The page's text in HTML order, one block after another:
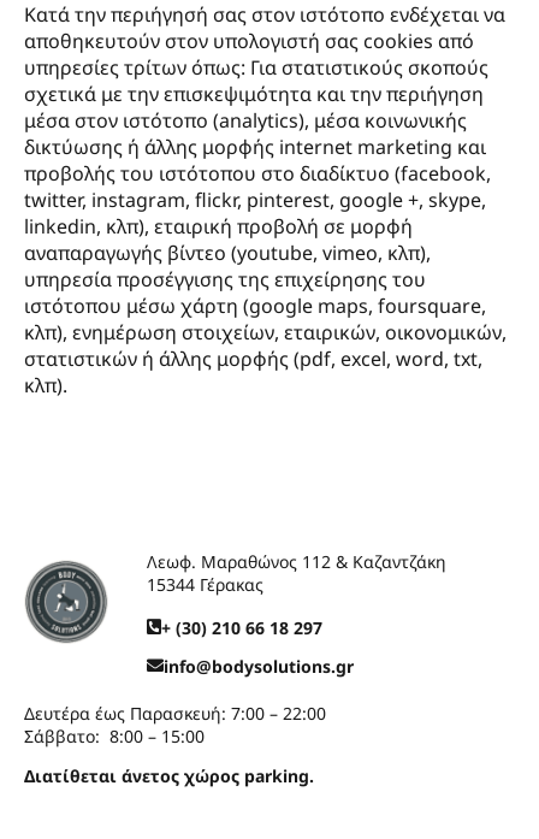
Κατά την περιήγησή σας στον ιστότοπο ενδέχεται να
αποθηκευτούν στον υπολογιστή σας cookies από
υπηρεσίες τρίτων όπως: Για στατιστικούς σκοπούς
σχετικά με την επισκεψιμότητα και την περιήγηση
μέσα στον ιστότοπο (analytics), μέσα κοινωνικής
δικτύωσης ή άλλης μορφής internet marketing και
προβολής του ιστότοπου στο διαδίκτυο (facebook,
twitter, instagram, flickr, pinterest, google +, skype,
linkedin, κλπ), εταιρική προβολή σε μορφή
αναπαραγωγής βίντεο (youtube, vimeo, κλπ),
υπηρεσία προσέγγισης της επιχείρησης του
ιστότοπου μέσω χάρτη (google maps, foursquare,
κλπ), ενημέρωση στοιχείων, εταιρικών, οικονομικών,
στατιστικών ή άλλης μορφής (pdf, excel, word, txt,
κλπ).
Λεωφ. Μαραθώνος 112 & Καζαντζάκη
15344 Γέρακας
+ (30) 210 66 18 297
info@bodysolutions.gr
Δευτέρα έως Παρασκευή: 7:00 – 22:00
Σάββατο: 8:00 – 15:00
Διατίθεται άνετος χώρος parking.